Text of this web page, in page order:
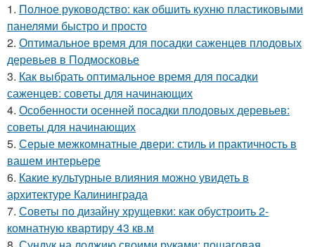
1. Полное руководство: как обшить кухню пластиковыми
панелями быстро и просто
2. Оптимальное время для посадки саженцев плодовых
деревьев в Подмосковье
3. Как выбрать оптимальное время для посадки
саженцев: советы для начинающих
4. Особенности осенней посадки плодовых деревьев:
советы для начинающих
5. Серые межкомнатные двери: стиль и практичность в
вашем интерьере
6. Какие культурные влияния можно увидеть в
архитектуре Калининграда
7. Советы по дизайну хрущевки: как обустроить 2-
комнатную квартиру 43 кв.м